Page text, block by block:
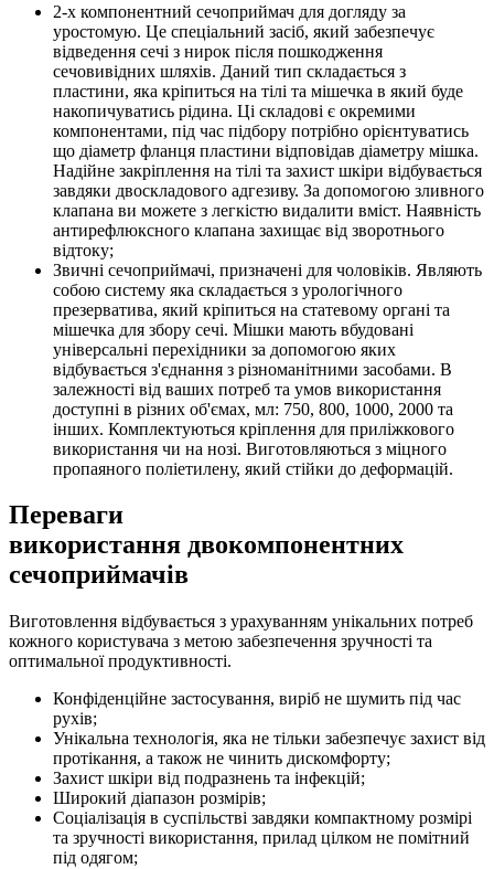
2-х компонентний сечоприймач для догляду за
уростомую. Це спеціальний засіб, який забезпечує
відведення сечі з нирок після пошкодження
сечовивідних шляхів. Даний тип складається з
пластини, яка кріпиться на тілі та мішечка в який буде
накопичуватись рідина. Ці складові є окремими
компонентами, під час підбору потрібно орієнтуватись
що діаметр фланця пластини відповідав діаметру мішка.
Надійне закріплення на тілі та захист шкіри відбувається
завдяки двоскладового адгезиву. За допомогою зливного
клапана ви можете з легкістю видалити вміст. Наявність
антирефлюксного клапана захищає від зворотнього
відтоку;
Звичні сечоприймачі, призначені для чоловіків. Являють
собою систему яка складається з урологічного
презерватива, який кріпиться на статевому органі та
мішечка для збору сечі. Мішки мають вбудовані
універсальні перехідники за допомогою яких
відбувається з'єднання з різноманітними засобами. В
залежності від ваших потреб та умов використання
доступні в різних об'ємах, мл: 750, 800, 1000, 2000 та
інших. Комплектуються кріплення для приліжкового
використання чи на нозі. Виготовляються з міцного
пропаяного поліетилену, який стійки до деформацій.
Переваги
використання двокомпонентних
сечоприймачів
Виготовлення відбувається з урахуванням унікальних потреб
кожного користувача з метою забезпечення зручності та
оптимальної продуктивності.
Конфіденційне застосування, виріб не шумить під час
рухів;
Унікальна технологія, яка не тільки забезпечує захист від
протікання, а також не чинить дискомфорту;
Захист шкіри від подразнень та інфекцій;
Широкий діапазон розмірів;
Соціалізація в суспільстві завдяки компактному розмірі
та зручності використання, прилад цілком не помітний
під одягом;